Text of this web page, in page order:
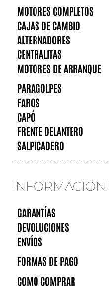
MOTORES COMPLETOS
CAJAS DE CAMBIO
ALTERNADORES
CENTRALITAS
MOTORES DE ARRANQUE
PARAGOLPES
FAROS
CAPÓ
FRENTE DELANTERO
SALPICADERO
INFORMACIÓN
GARANTÍAS
DEVOLUCIONES
ENVÍOS
FORMAS DE PAGO
COMO COMPRAR